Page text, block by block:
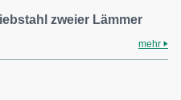
zweier Lämmer
mehr